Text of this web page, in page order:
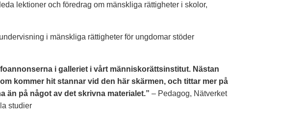
lektioner och föredrag om mänskliga rättigheter i skolor,
i mänskliga rättigheter för ungdomar stöder
i galleriet i vårt människorättsinstitut. Nästan
kommer hit stannar vid den här skärmen, och tittar mer på
än på något av det skrivna materialet.” – Pedagog, Nätverket
studier